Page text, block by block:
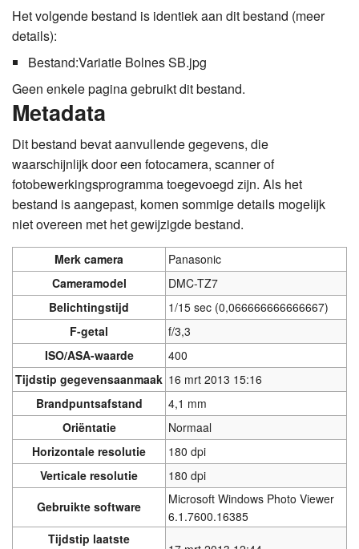
Het volgende bestand is identiek aan dit bestand (meer
details):
Bestand:Variatie Bolnes SB.jpg
Geen enkele pagina gebruikt dit bestand.
Metadata
Dit bestand bevat aanvullende gegevens, die
waarschijnlijk door een fotocamera, scanner of
fotobewerkingsprogramma toegevoegd zijn. Als het
bestand is aangepast, komen sommige details mogelijk
niet overeen met het gewijzigde bestand.
Merk camera
Panasonic
Cameramodel
DMC-TZ7
Belichtingstijd
1/15 sec (0,066666666666667)
F-getal
f/3,3
ISO/ASA-waarde
400
Tijdstip gegevensaanmaak 16 mrt 2013 15:16
Brandpuntsafstand
4,1 mm
Oriëntatie
Normaal
Horizontale resolutie
180 dpi
Verticale resolutie
180 dpi
Gebruikte software
Microsoft Windows Photo Viewer
6.1.7600.16385
Tijdstip laatste